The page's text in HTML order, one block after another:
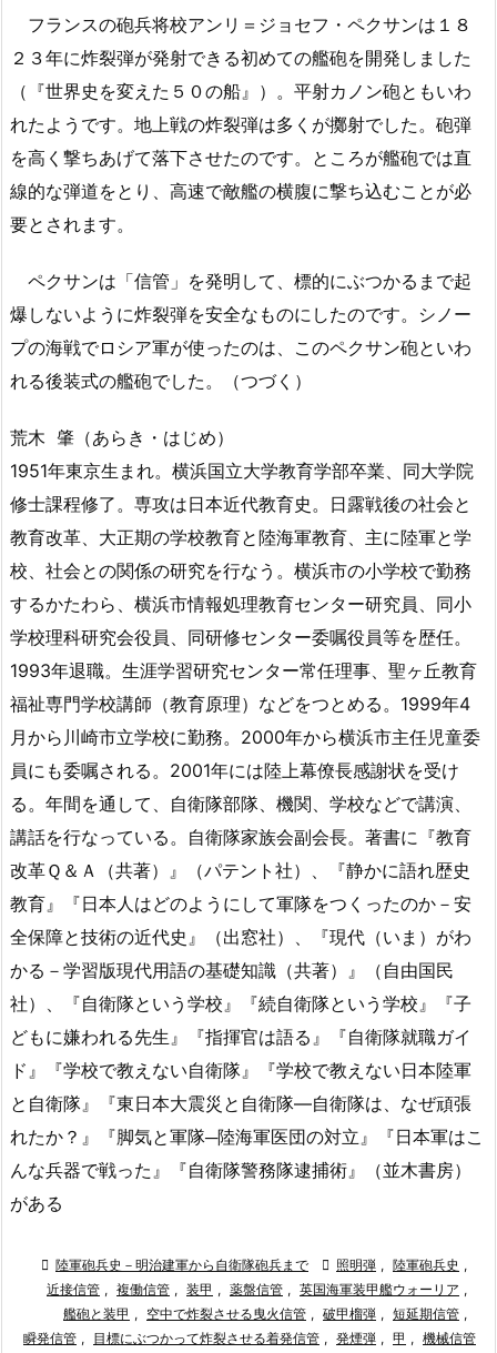
フランスの砲兵将校アンリ＝ジョセフ・ペクサンは１８
２３年に炸裂弾が発射できる初めての艦砲を開発しました
（『世界史を変えた５０の船』）。平射カノン砲ともいわ
れたようです。地上戦の炸裂弾は多くが擲射でした。砲弾
を高く撃ちあげて落下させたのです。ところが艦砲では直
線的な弾道をとり、高速で敵艦の横腹に撃ち込むことが必
要とされます。
ペクサンは「信管」を発明して、標的にぶつかるまで起
爆しないように炸裂弾を安全なものにしたのです。シノー
プの海戦でロシア軍が使ったのは、このペクサン砲といわ
れる後装式の艦砲でした。（つづく）
荒木 肇（あらき・はじめ）
1951年東京生まれ。横浜国立大学教育学部卒業、同大学院
修士課程修了。専攻は日本近代教育史。日露戦後の社会と
教育改革、大正期の学校教育と陸海軍教育、主に陸軍と学
校、社会との関係の研究を行なう。横浜市の小学校で勤務
するかたわら、横浜市情報処理教育センター研究員、同小
学校理科研究会役員、同研修センター委嘱役員等を歴任。
1993年退職。生涯学習研究センター常任理事、聖ヶ丘教育
福祉専門学校講師（教育原理）などをつとめる。1999年4
月から川崎市立学校に勤務。2000年から横浜市主任児童委
員にも委嘱される。2001年には陸上幕僚長感謝状を受け
る。年間を通して、自衛隊部隊、機関、学校などで講演、
講話を行なっている。自衛隊家族会副会長。著書に『教育
改革Ｑ＆Ａ（共著）』（パテント社）、『静かに語れ歴史
教育』『日本人はどのようにして軍隊をつくったのか－安
全保障と技術の近代史』（出窓社）、『現代（いま）がわ
かる－学習版現代用語の基礎知識（共著）』（自由国民
社）、『自衛隊という学校』『続自衛隊という学校』『子
どもに嫌われる先生』『指揮官は語る』『自衛隊就職ガイ
ド』『学校で教えない自衛隊』『学校で教えない日本陸軍
と自衛隊』『東日本大震災と自衛隊—自衛隊は、なぜ頑張
れたか？』『脚気と軍隊─陸海軍医団の対立』『日本軍はこ
んな兵器で戦った』『自衛隊警務隊逮捕術』（並木書房）
がある
 陸軍砲兵史－明治建軍から自衛隊砲兵まで  照明弾 , 陸軍砲兵史 ,
近接信管 , 複働信管 , 装甲 , 薬盤信管 , 英国海軍装甲艦ウォーリア ,
艦砲と装甲 , 空中で炸裂させる曳火信管 , 破甲榴弾 , 短延期信管 ,
瞬発信管 , 目標にぶつかって炸裂させる着発信管 , 発煙弾 , 甲 , 機械信管